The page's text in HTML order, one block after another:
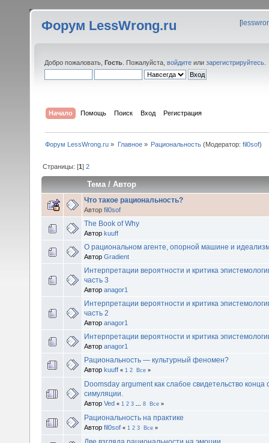
Форум LessWrong.ru [
Добро пожаловать, Гость . Пожалуйста, войдите или зарегистрируйтесь
Начало Помощь Поиск Вход Регистрация
Форум LessWrong.ru » Главное» Рациональность(Модератор: fil0sof)
Страницы: [1]2
Тема /Автор
Что такое рациональность?
Автор fil0sof
The Book of Why
Автор kuuff
О рациональном агенте, опорной машине и
Автор Gradient
Интерпретации вероятности и критика
часть 3
Автор anagor1
Интерпретации вероятности и критика
часть 2
Автор anagor1
Интерпретации вероятности и критика
Автор anagor1
Рациональность — культурный феномен?
Автор kuuff « 1 2 Все »
Doomsday argument как слабое свидетельство конца
симуляции.
Автор Ved « 1 2 3 8 Все »
Рациональность на практике
Автор fil0sof « 1 2 3 Все »